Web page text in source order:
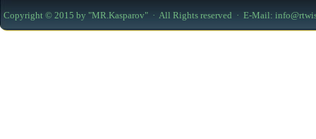
Copyright © 2015 by "MR.Kasparov" · All Rights reserved · E-Mail: